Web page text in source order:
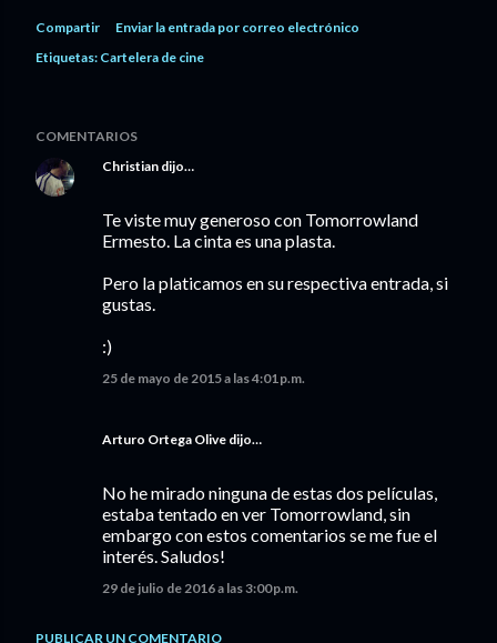
Compartir
Enviar la entrada por correo electrónico
Etiquetas: Cartelera de cine
COMENTARIOS
Christian dijo…
Te viste muy generoso con Tomorrowland
Ermesto. La cinta es una plasta.
Pero la platicamos en su respectiva entrada, si
gustas.
:)
25 de mayo de 2015 a las 4:01 p.m.
Arturo Ortega Olive dijo…
No he mirado ninguna de estas dos películas,
estaba tentado en ver Tomorrowland, sin
embargo con estos comentarios se me fue el
interés. Saludos!
29 de julio de 2016 a las 3:00 p.m.
PUBLICAR UN COMENTARIO